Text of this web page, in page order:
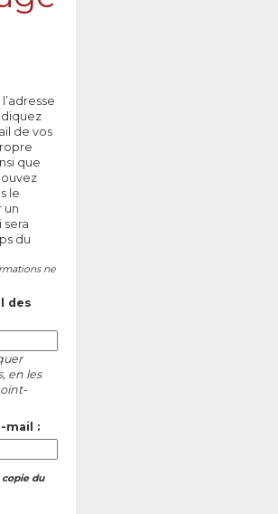
de vos
que
le
un
du
ne
des
en les
mail :
copie du